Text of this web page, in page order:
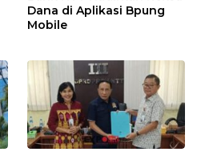
Dana di Aplikasi Bpung
Mobile